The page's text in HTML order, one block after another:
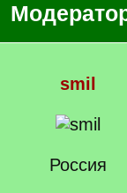
smil
Россия